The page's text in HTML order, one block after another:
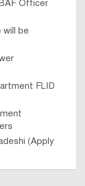
Officer
will be
FLID
(Apply